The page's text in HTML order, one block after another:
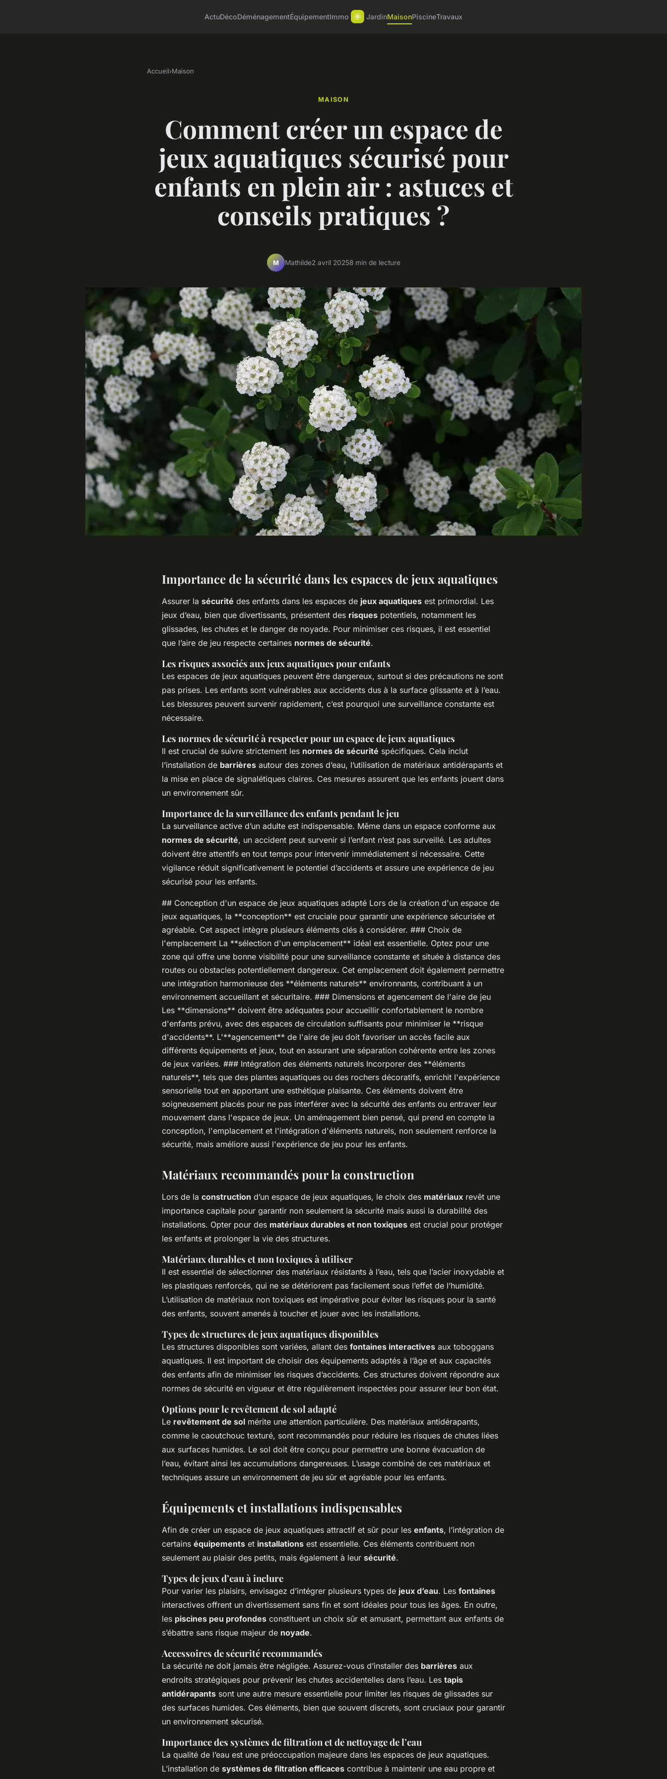
ActuDécoDéménagementÉquipementImmo JardinMaisonPiscineTravaux
Accueil›Maison
MAISON
Comment créer un espace de
jeux aquatiques sécurisé pour
enfants en plein air : astuces et
conseils pratiques ?
M Mathilde2 avril 20258 min de lecture
Importance de la sécurité dans les espaces de jeux aquatiques
Assurer la sécurité des enfants dans les espaces de jeux aquatiques est primordial. Les
jeux d’eau, bien que divertissants, présentent des risques potentiels, notamment les
glissades, les chutes et le danger de noyade. Pour minimiser ces risques, il est essentiel
que l’aire de jeu respecte certaines normes de sécurité.
Les risques associés aux jeux aquatiques pour enfants
Les espaces de jeux aquatiques peuvent être dangereux, surtout si des précautions ne sont
pas prises. Les enfants sont vulnérables aux accidents dus à la surface glissante et à l’eau.
Les blessures peuvent survenir rapidement, c’est pourquoi une surveillance constante est
nécessaire.
Les normes de sécurité à respecter pour un espace de jeux aquatiques
Il est crucial de suivre strictement les normes de sécurité spécifiques. Cela inclut
l’installation de barrières autour des zones d’eau, l’utilisation de matériaux antidérapants et
la mise en place de signalétiques claires. Ces mesures assurent que les enfants jouent dans
un environnement sûr.
Importance de la surveillance des enfants pendant le jeu
La surveillance active d’un adulte est indispensable. Même dans un espace conforme aux
normes de sécurité, un accident peut survenir si l’enfant n’est pas surveillé. Les adultes
doivent être attentifs en tout temps pour intervenir immédiatement si nécessaire. Cette
vigilance réduit significativement le potentiel d’accidents et assure une expérience de jeu
sécurisé pour les enfants.
## Conception d'un espace de jeux aquatiques adapté Lors de la création d'un espace de
jeux aquatiques, la **conception** est cruciale pour garantir une expérience sécurisée et
agréable. Cet aspect intègre plusieurs éléments clés à considérer. ### Choix de
l'emplacement La **sélection d'un emplacement** idéal est essentielle. Optez pour une
zone qui offre une bonne visibilité pour une surveillance constante et située à distance des
routes ou obstacles potentiellement dangereux. Cet emplacement doit également permettre
une intégration harmonieuse des **éléments naturels** environnants, contribuant à un
environnement accueillant et sécuritaire. ### Dimensions et agencement de l'aire de jeu
Les **dimensions** doivent être adéquates pour accueillir confortablement le nombre
d'enfants prévu, avec des espaces de circulation suffisants pour minimiser le **risque
d'accidents**. L'**agencement** de l'aire de jeu doit favoriser un accès facile aux
différents équipements et jeux, tout en assurant une séparation cohérente entre les zones
de jeux variées. ### Intégration des éléments naturels Incorporer des **éléments
naturels**, tels que des plantes aquatiques ou des rochers décoratifs, enrichit l'expérience
sensorielle tout en apportant une esthétique plaisante. Ces éléments doivent être
soigneusement placés pour ne pas interférer avec la sécurité des enfants ou entraver leur
mouvement dans l'espace de jeux. Un aménagement bien pensé, qui prend en compte la
conception, l'emplacement et l'intégration d'éléments naturels, non seulement renforce la
sécurité, mais améliore aussi l'expérience de jeu pour les enfants.
Matériaux recommandés pour la construction
Lors de la construction d’un espace de jeux aquatiques, le choix des matériaux revêt une
importance capitale pour garantir non seulement la sécurité mais aussi la durabilité des
installations. Opter pour des matériaux durables et non toxiques est crucial pour protéger
les enfants et prolonger la vie des structures.
Matériaux durables et non toxiques à utiliser
Il est essentiel de sélectionner des matériaux résistants à l’eau, tels que l’acier inoxydable et
les plastiques renforcés, qui ne se détériorent pas facilement sous l’effet de l’humidité.
L’utilisation de matériaux non toxiques est impérative pour éviter les risques pour la santé
des enfants, souvent amenés à toucher et jouer avec les installations.
Types de structures de jeux aquatiques disponibles
Les structures disponibles sont variées, allant des fontaines interactives aux toboggans
aquatiques. Il est important de choisir des équipements adaptés à l’âge et aux capacités
des enfants afin de minimiser les risques d’accidents. Ces structures doivent répondre aux
normes de sécurité en vigueur et être régulièrement inspectées pour assurer leur bon état.
Options pour le revêtement de sol adapté
Le revêtement de sol mérite une attention particulière. Des matériaux antidérapants,
comme le caoutchouc texturé, sont recommandés pour réduire les risques de chutes liées
aux surfaces humides. Le sol doit être conçu pour permettre une bonne évacuation de
l’eau, évitant ainsi les accumulations dangereuses. L’usage combiné de ces matériaux et
techniques assure un environnement de jeu sûr et agréable pour les enfants.
Équipements et installations indispensables
Afin de créer un espace de jeux aquatiques attractif et sûr pour les enfants, l’intégration de
certains équipements et installations est essentielle. Ces éléments contribuent non
seulement au plaisir des petits, mais également à leur sécurité.
Types de jeux d’eau à inclure
Pour varier les plaisirs, envisagez d’intégrer plusieurs types de jeux d’eau. Les fontaines
interactives offrent un divertissement sans fin et sont idéales pour tous les âges. En outre,
les piscines peu profondes constituent un choix sûr et amusant, permettant aux enfants de
s’ébattre sans risque majeur de noyade.
Accessoires de sécurité recommandés
La sécurité ne doit jamais être négligée. Assurez-vous d’installer des barrières aux
endroits stratégiques pour prévenir les chutes accidentelles dans l’eau. Les tapis
antidérapants sont une autre mesure essentielle pour limiter les risques de glissades sur
des surfaces humides. Ces éléments, bien que souvent discrets, sont cruciaux pour garantir
un environnement sécurisé.
Importance des systèmes de filtration et de nettoyage de l’eau
La qualité de l’eau est une préoccupation majeure dans les espaces de jeux aquatiques.
L’installation de systèmes de filtration efficaces contribue à maintenir une eau propre et